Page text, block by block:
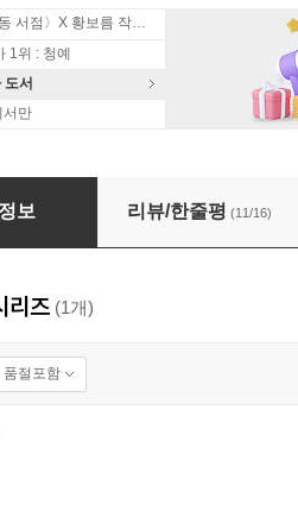
뮤지컬 〈휴남동 서점〉X 황보름 작가 북토크
1위 : 청예
도서
서만
보 리뷰/한줄평 (11/16)
리즈 (1개)
품절포함